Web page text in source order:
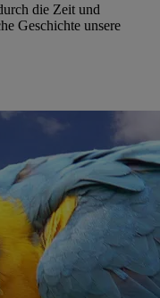
die Zeit und
Geschichte unsere